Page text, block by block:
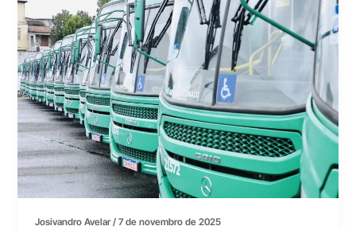
Josivandro Avelar/7 de novembro de 2025